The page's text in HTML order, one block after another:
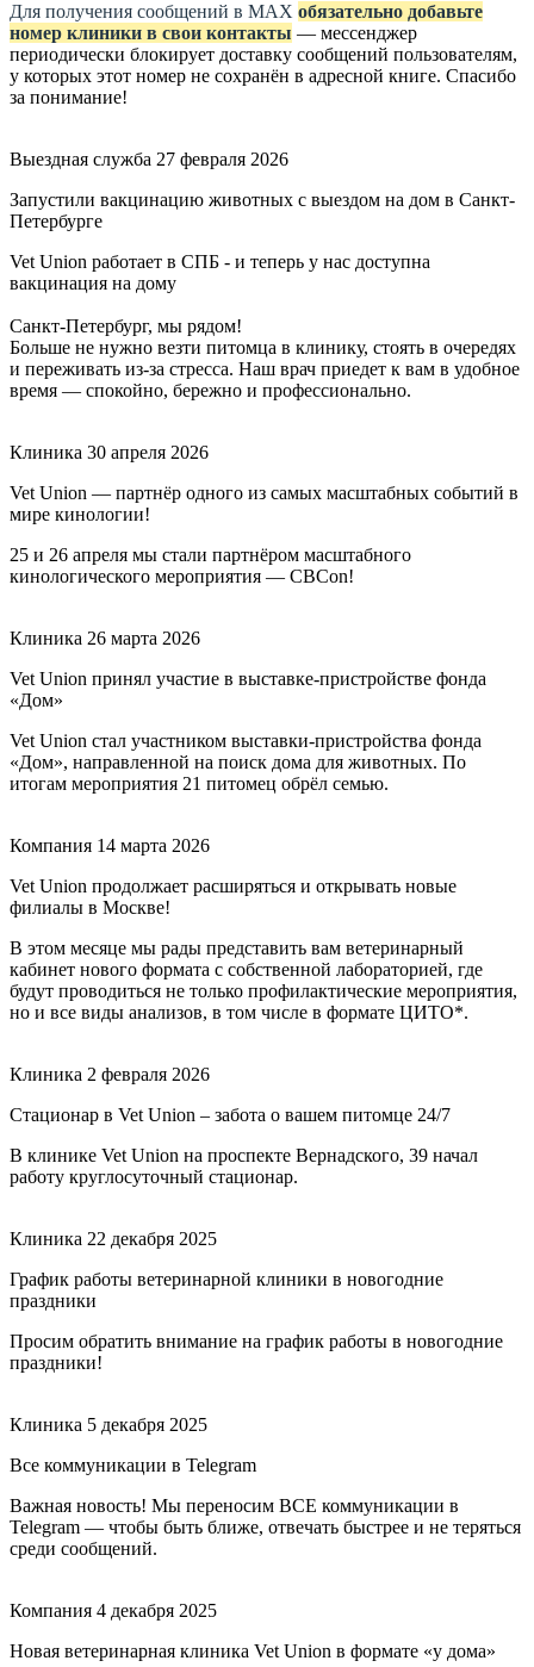
Для получения сообщений в МАХ обязательно добавьте
номер клиники в свои контакты — мессенджер
периодически блокирует доставку сообщений пользователям,
у которых этот номер не сохранён в адресной книге. Спасибо
за понимание!
Выездная служба 27 февраля 2026
Запустили вакцинацию животных с выездом на дом в Санкт-
Петербурге
Vet Union работает в СПБ - и теперь у нас доступна
вакцинация на дому
Санкт-Петербург, мы рядом!
Больше не нужно везти питомца в клинику, стоять в очередях
и переживать из-за стресса. Наш врач приедет к вам в удобное
время — спокойно, бережно и профессионально.
Клиника 30 апреля 2026
Vet Union — партнёр одного из самых масштабных событий в
мире кинологии!
25 и 26 апреля мы стали партнёром масштабного
кинологического мероприятия — CBCon!
Клиника 26 марта 2026
Vet Union принял участие в выставке-пристройстве фонда
«Дом»
Vet Union стал участником выставки-пристройства фонда
«Дом», направленной на поиск дома для животных. По
итогам мероприятия 21 питомец обрёл семью.
Компания 14 марта 2026
Vet Union продолжает расширяться и открывать новые
филиалы в Москве!
В этом месяце мы рады представить вам ветеринарный
кабинет нового формата с собственной лабораторией, где
будут проводиться не только профилактические мероприятия,
но и все виды анализов, в том числе в формате ЦИТО*.
Клиника 2 февраля 2026
Стационар в Vet Union – забота о вашем питомце 24/7
В клинике Vet Union на проспекте Вернадского, 39 начал
работу круглосуточный стационар.
Клиника 22 декабря 2025
График работы ветеринарной клиники в новогодние
праздники
Просим обратить внимание на график работы в новогодние
праздники!
Клиника 5 декабря 2025
Все коммуникации в Telegram
Важная новость! Мы переносим ВСЕ коммуникации в
Telegram — чтобы быть ближе, отвечать быстрее и не теряться
среди сообщений.
Компания 4 декабря 2025
Новая ветеринарная клиника Vet Union в формате «у дома»